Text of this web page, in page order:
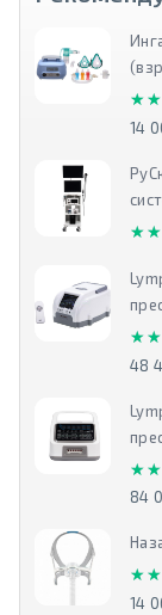
14
48
84
14